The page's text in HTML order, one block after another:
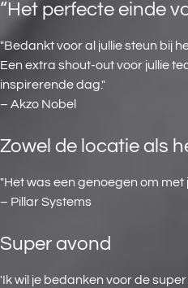
“Het perfecte einde
"Bedankt voor al jullie steun bij
Een extra shout-out voor jullie
inspirerende dag."
– Akzo Nobel
Zowel de locatie als
"Het was een genoegen om
– Pillar Systems
Super avond
'Ik wil je bedanken voor de